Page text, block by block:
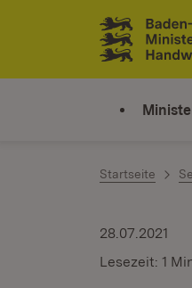
Zum Inhalt springen
Link zur
Startseite
28.07.2021
Lesezeit: 1